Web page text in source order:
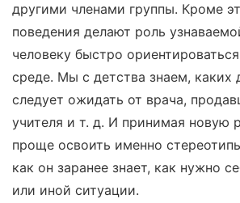
другими членами группы. Кроме
поведения делают роль
человеку быстро
среде. Мы с детства знаем, каких
следует ожидать от врача,
учителя и т. д. И принимая новую
проще освоить именно
как он заранее знает, как нужно
или иной ситуации.